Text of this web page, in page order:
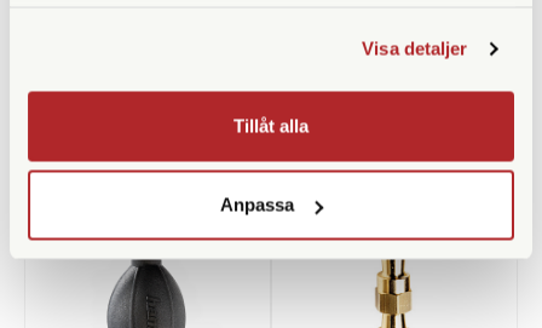
Visa detaljer
Tillåt alla
Anpassa
Finns i lager